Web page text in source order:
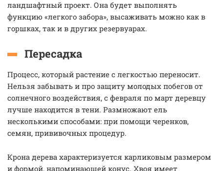
ландшафтный проект. Она будет выполнять
функцию «легкого забора», высаживать можно как в
горшках, так и в других резервуарах.
Пересадка
Процесс, который растение с легкостью переносит.
Нельзя забывать и про защиту молодых побегов от
солнечного воздействия, с февраля по март деревцу
лучше находится в тени. Размножают ель
несколькими способами: при помощи черенков,
семян, прививочных процедур.
Крона дерева характеризуется карликовым размером
и формой, напоминающей конус. Хвоя имеет